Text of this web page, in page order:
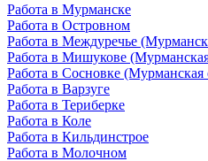
Работа в Мурманске
Работа в Островном
Работа в Междуречье
Работа в Мишукове
Работа в Сосновке (Мурманская
Работа в Варзуге
Работа в Териберке
Работа в Коле
Работа в Кильдинстрое
Работа в Молочном